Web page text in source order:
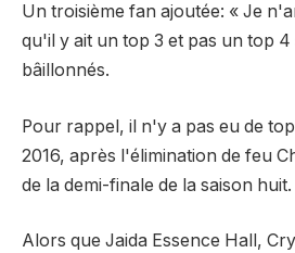
Un troisième fan ajoutée: « Je
qu'il y ait un top 3 et pas un top 4
bâillonnés.
Pour rappel, il n'y a pas eu de
2016, après l'élimination de feu
de la demi-finale de la saison huit.
Alors que Jaida Essence Hall,